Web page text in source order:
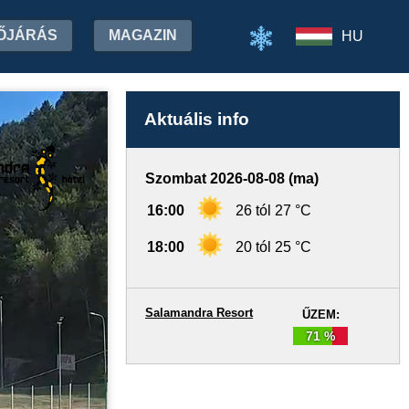
MAGAZIN HU
Aktuális info
Szombat 2026-08-08 (ma)
16:00 26 tól 27 °C
18:00 20 tól 25 °C
ŰZEM:
71 %
Salamandra Resort